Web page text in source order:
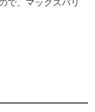
で、マックスバリ